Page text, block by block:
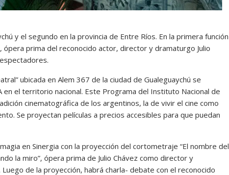
y el segundo en la provincia de Entre Ríos. En la primera función
prima del reconocido actor, director y dramaturgo Julio
ubicada en Alem 367 de la ciudad de Gualeguaychú se
en el territorio nacional. Este Programa del Instituto Nacional de
cinematográfica de los argentinos, la de vivir el cine como
Se proyectan películas a precios accesibles para que puedan
en Sinergia con la proyección del cortometraje “El nombre del
la miro”, ópera prima de Julio Chávez como director y
de la proyección, habrá charla- debate con el reconocido